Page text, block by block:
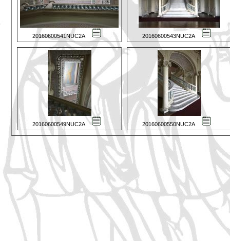
20160600541NUC2A 20160600543NUC2A
20160600549NUC2A 20160600550NUC2A